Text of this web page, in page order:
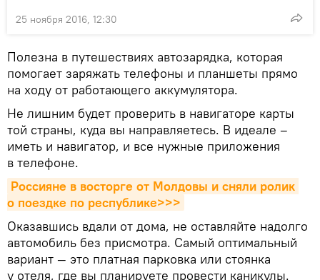
25 ноября 2016, 12:30
Полезна в путешествиях автозарядка, которая
помогает заряжать телефоны и планшеты прямо
на ходу от работающего аккумулятора.
Не лишним будет проверить в навигаторе карты
той страны, куда вы направляетесь. В идеале –
иметь и навигатор, и все нужные приложения
в телефоне.
Россияне в восторге от Молдовы и сняли ролик
о поездке по республике>>>
Оказавшись вдали от дома, не оставляйте надолго
автомобиль без присмотра. Самый оптимальный
вариант — это платная парковка или стоянка
у отеля, где вы планируете провести каникулы.